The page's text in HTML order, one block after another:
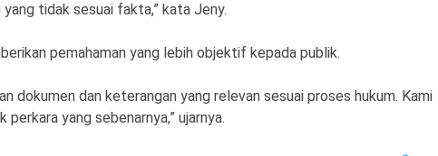
tidak sesuai fakta,” kata Jeny.
pemahaman yang lebih objektif kepada publik.
dokumen dan keterangan yang relevan sesuai proses hukum. Kami
yang sebenarnya,” ujarnya.